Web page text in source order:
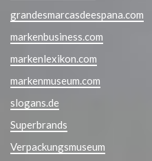
grandesmarcasdeespana.com
markenbusiness.com
markenlexikon.com
markenmuseum.com
slogans.de
Superbrands
Verpackungsmuseum